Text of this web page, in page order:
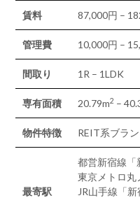
賃料 87,000円 –
管理費 10,000円 –
間取り 1R – 1LDK
専有面積 20.79m2 –
物件特徴 REIT系ブラ
最寄駅
都営新宿線「
東京メトロ丸
JR山手線「